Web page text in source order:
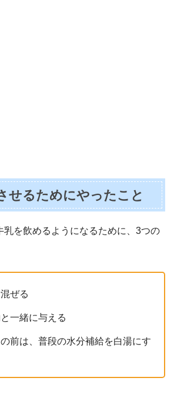
せるためにやったこと
乳を飲めるようになるために、3つの
ぜる
一緒に与える
前は、普段の水分補給を白湯にす